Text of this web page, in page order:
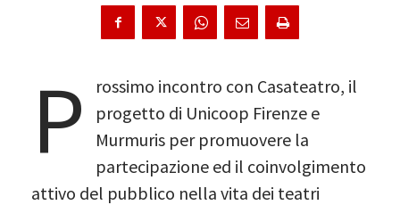
P
rossimo incontro con Casateatro, il
progetto di Unicoop Firenze e
Murmuris per promuovere la
partecipazione ed il coinvolgimento
attivo del pubblico nella vita dei teatri